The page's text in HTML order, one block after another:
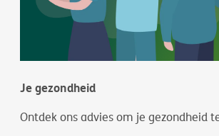
Je gezondheid
Ontdek ons advies om je gezondheid